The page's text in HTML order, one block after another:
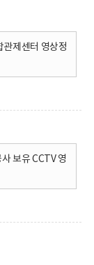
제센터 영상정
보유 CCTV 영